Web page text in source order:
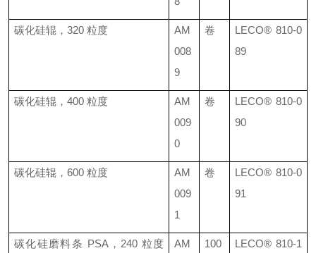
碳化硅辊， 320 粒度
AM
008
9
卷 LECO® 810-0
89
碳化硅辊， 400 粒度
AM
009
0
卷 LECO® 810-0
90
碳化硅辊， 600 粒度
AM
009
1
卷 LECO® 810-0
91
碳化硅磨料条 PSA， 240 粒度
AM
100
LECO® 810-1